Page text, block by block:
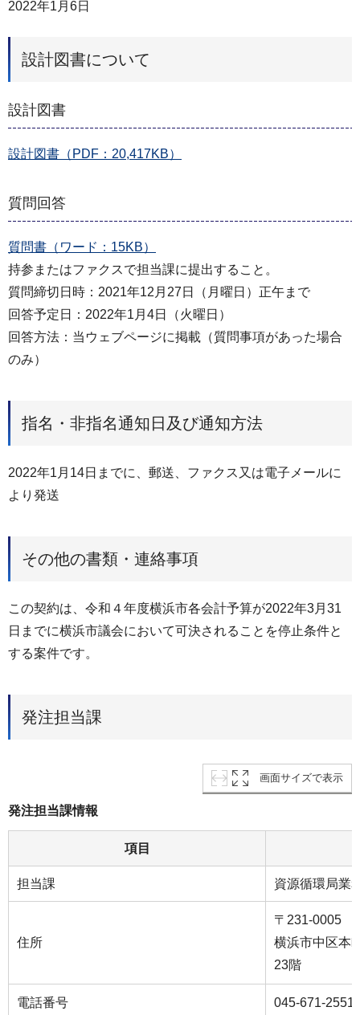
2022年1月6日
設計図書について
設計図書
設計図書（PDF：20,417KB）
質問回答
質問書（ワード：15KB）
持参またはファクスで担当課に提出すること。
質問締切日時：2021年12月27日（月曜日）正午まで
回答予定日：2022年1月4日（火曜日）
回答方法：当ウェブページに掲載（質問事項があった場合
のみ）
指名・非指名通知日及び通知方法
2022年1月14日までに、郵送、ファクス又は電子メールに
より発送
その他の書類・連絡事項
この契約は、令和４年度横浜市各会計予算が2022年3月31
日までに横浜市議会において可決されることを停止条件と
する案件です。
発注担当課
画面サイズで表示
発注担当課情報
項目
担当課 資源循環局業
住所
〒231-0005
横浜市中区本
23階
電話番号 045-671-2551